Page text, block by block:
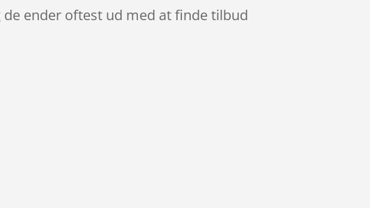
ender oftest ud med at finde tilbud